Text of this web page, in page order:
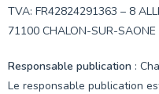
TVA: FR42824291363 – 8
71100 CHALON-SUR-SAONE
Responsable publication :
Le responsable publication